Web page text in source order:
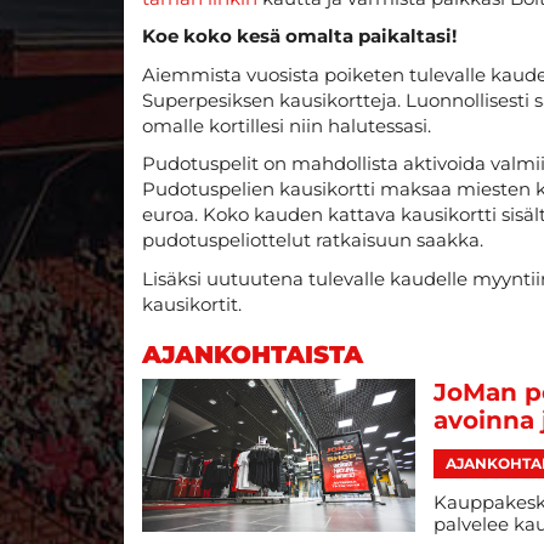
Koe koko kesä omalta paikaltasi!
Aiemmista vuosista poiketen tulevalle
Superpesiksen kausikortteja.
omalle kortillesi niin halutessasi.
Pudotuspelit on mahdollista aktivoida
Pudotuspelien kausikortti maksaa miesten
euroa. Koko kauden kattava kausikortti
pudotuspeliottelut ratkaisuun saakka.
Lisäksi uutuutena tulevalle kaudelle
kausikortit.
AJANKOHTAISTA
JoMan
avoinna
palvelee